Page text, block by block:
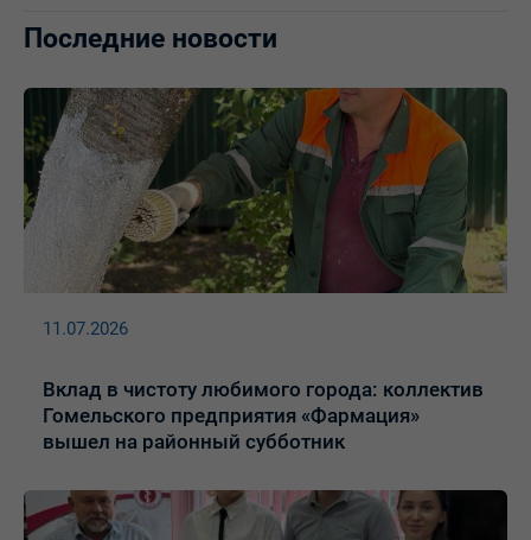
Последние новости
11.07.2026
Вклад в чистоту любимого города: коллектив
Гомельского предприятия «Фармация»
вышел на районный субботник